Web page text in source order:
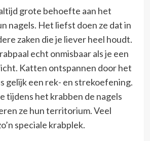
grote behoefte aan het
nagels. Het liefst doen ze dat in
zaken die je liever heel houdt.
echt onmisbaar als je een
Katten ontspannen door het
gelijk een rek- en strekoefening.
tijdens het krabben de nagels
ze hun territorium. Veel
speciale krabplek.